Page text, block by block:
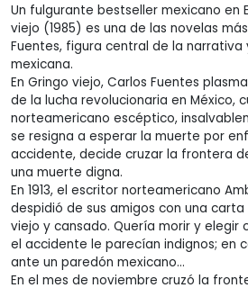
Un fulgurante bestseller mexicano en
viejo (1985) es una de las novelas
Fuentes, figura central de la narrativa
mexicana.
En Gringo viejo, Carlos Fuentes
de la lucha revolucionaria en México,
norteamericano escéptico,
se resigna a esperar la muerte por
accidente, decide cruzar la frontera
una muerte digna.
En 1913, el escritor norteamericano
despidió de sus amigos con una
viejo y cansado. Quería morir y elegir
el accidente le parecían indignos; en
ante un paredón mexicano…
En el mes de noviembre cruzó la